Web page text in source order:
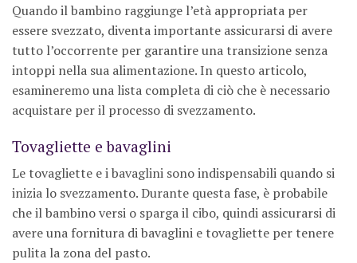
Quando il bambino raggiunge l’età appropriata per
essere svezzato, diventa importante assicurarsi di avere
tutto l’occorrente per garantire una transizione senza
intoppi nella sua alimentazione. In questo articolo,
esamineremo una lista completa di ciò che è necessario
acquistare per il processo di svezzamento.
Tovagliette e bavaglini
Le tovagliette e i bavaglini sono indispensabili quando si
inizia lo svezzamento. Durante questa fase, è probabile
che il bambino versi o sparga il cibo, quindi assicurarsi di
avere una fornitura di bavaglini e tovagliette per tenere
pulita la zona del pasto.